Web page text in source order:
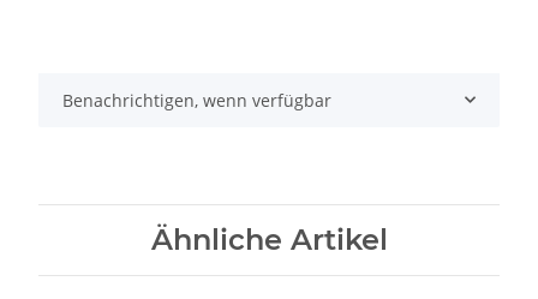
Benachrichtigen, wenn verfügbar
Ähnliche Artikel